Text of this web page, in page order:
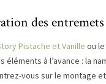
des entremets
Pistache et Vanille ou le
éléments à l’avance : la
vous sur le montage